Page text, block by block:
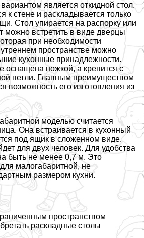
является откидной стол.
к стене и раскладывается только
Стол упирается на распорку или
можно встретить в виде дверцы
при необходимости
прострaнcтве можно
кухонные принадлежности.
оснащена ножкой, а крепится с
петли. Главным преимуществом
возможность его изготовления из
моделью считается
Она встраивается в кухонный
под ящик в сложенном виде.
для двух человек. Для удобства
быть не менее 0,7 м. Это
малогабаритной, не
размером кухни.
прострaнcтвом
раскладные столы